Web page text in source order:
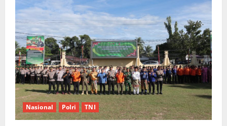
Nasional Polri TNI